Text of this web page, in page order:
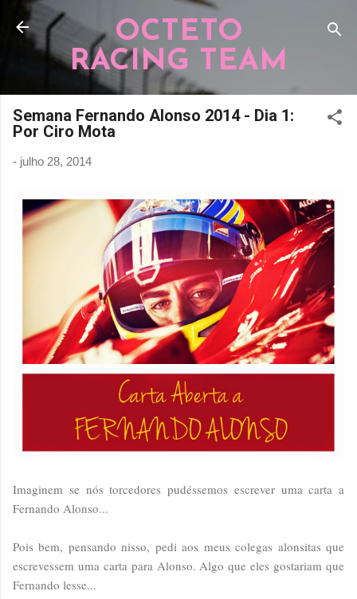
Pular para o conteúdo principal
OCTETO
RACING TEAM
Semana Fernando Alonso 2014 - Dia 1:
Por Ciro Mota
- julho 28, 2014
Imaginem se nós torcedores pudéssemos escrever uma carta a
Fernando Alonso...
Pois bem, pensando nisso, pedi aos meus colegas alonsitas que
escrevessem uma carta para Alonso. Algo que eles gostariam que
Fernando lesse...